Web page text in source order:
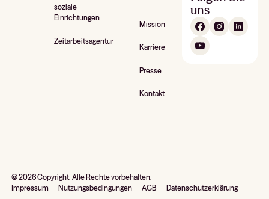
soziale
Einrichtungen
Zeitarbeitsagentur
Mission
Karriere
Presse
Kontakt
uns
©2026Copyright. Alle Rechte vorbehalten.
Impressum
Nutzungsbedingungen AGB Datenschutzerklärung